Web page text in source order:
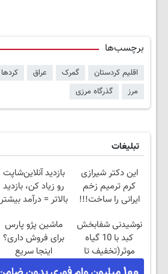
برچسب‌ها
اقلیم کردستان گمرک عراق کردها
مرز
گذرگاه مرزی
تبلیغات
این دکتر شیرازی
کرم ترمیم زخم
ایرانی را ساخت!!!
بازدید آنلاین‌شاپت
رو زیاد کن، بازدید
بالاتر = درآمد بیشتر
نوشیدنی شفابخش
کبد با 10 گیاه
موثر(تخفیف تا
امشب)
ماشین پژو پارس
برای فروش داری؟
اینجا سریع
بفروشش